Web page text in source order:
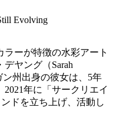
Evolving
ーが特徴の水彩アート
ヤング（Sarah
ン州出身の彼女は、5年
年に「サークリエイ
ンドを立ち上げ、活動し